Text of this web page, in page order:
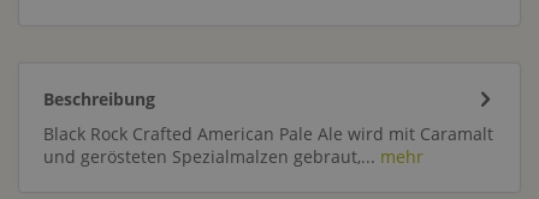
Beschreibung
Black Rock Crafted American Pale Ale wird mit Caramalt
und gerösteten Spezialmalzen gebraut,... mehr